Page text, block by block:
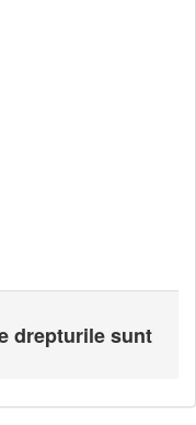
drepturile sunt